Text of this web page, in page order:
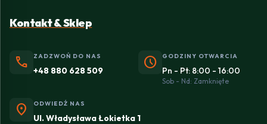
Kontakt & Sklep
phone ZADZWOŃ DO NAS
+48 880 628 509 schedule GODZINY OTWARCIA
Pn - Pt: 8:00 - 16:00
Sob - Nd: Zamknięte
location_on ODWIEDŹ NAS
Ul. Władysława Łokietka 1